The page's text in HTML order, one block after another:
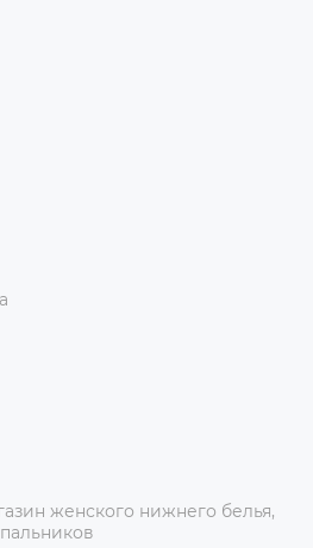
женского нижнего белья,